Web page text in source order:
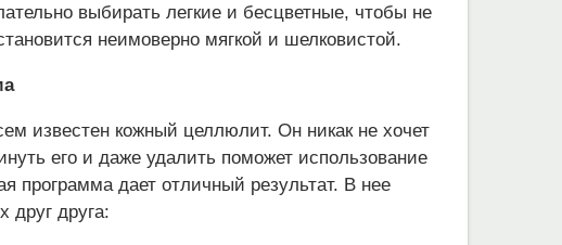
выбирать легкие и бесцветные, чтобы не
неимоверно мягкой и шелковистой.
известен кожный целлюлит. Он никак не хочет
его и даже удалить поможет использование
программа дает отличный результат. В нее
друг друга: